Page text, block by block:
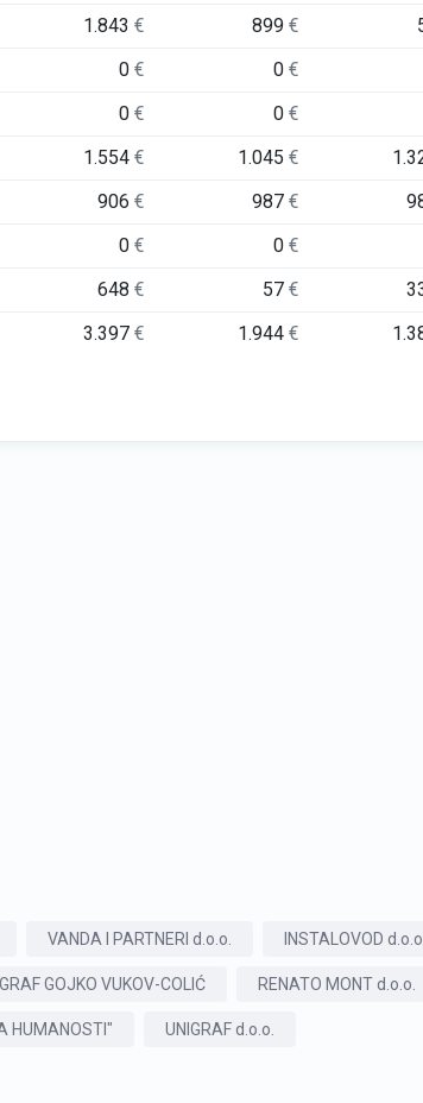
1.843€ 899€
0€ 0€
0€ 0€
1.554€ 1.045€
906€ 987€
0€ 0€
648€ 57€
3.397€ 1.944€
VANDA I PARTNERI d.o.o. INSTALOVOD d.o.o.
GOJKO VUKOV-COLIĆ RENATO MONT d.o.o.
HUMANOSTI" UNIGRAF d.o.o.